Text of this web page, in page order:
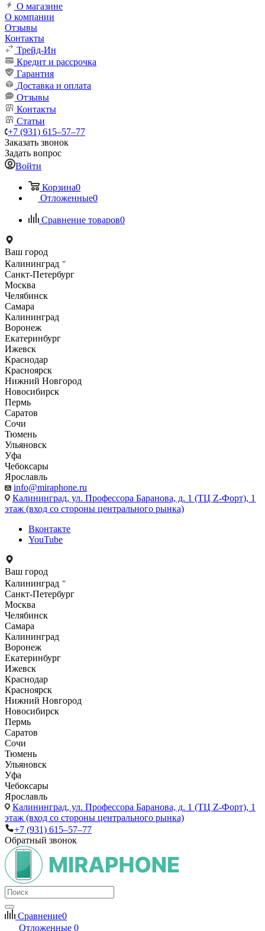
О магазине
О компании
Отзывы
Контакты
Трейд-Ин
Кредит и рассрочка
Гарантия
Доставка и оплата
Отзывы
Контакты
Статьи
+7 (931) 615‒57‒77
Заказать звонок
Задать вопрос
Войти
Корзина0
Отложенные0
Сравнение товаров0
Ваш город
Калининград
Санкт-Петербург
Москва
Челябинск
Самара
Калининград
Воронеж
Екатеринбург
Ижевск
Краснодар
Красноярск
Нижний Новгород
Новосибирск
Пермь
Саратов
Сочи
Тюмень
Ульяновск
Уфа
Чебоксары
Ярославль
info@miraphone.ru
Калининград, ул. Профессора Баранова, д. 1 (ТЦ Z-Форт), 1
этаж (вход со стороны центрального рынка)
Вконтакте
YouTube
Ваш город
Калининград
Санкт-Петербург
Москва
Челябинск
Самара
Калининград
Воронеж
Екатеринбург
Ижевск
Краснодар
Красноярск
Нижний Новгород
Новосибирск
Пермь
Саратов
Сочи
Тюмень
Ульяновск
Уфа
Чебоксары
Ярославль
Калининград, ул. Профессора Баранова, д. 1 (ТЦ Z-Форт), 1
этаж (вход со стороны центрального рынка)
+7 (931) 615‒57‒77
Обратный звонок
Сравнение0
Отложенные 0